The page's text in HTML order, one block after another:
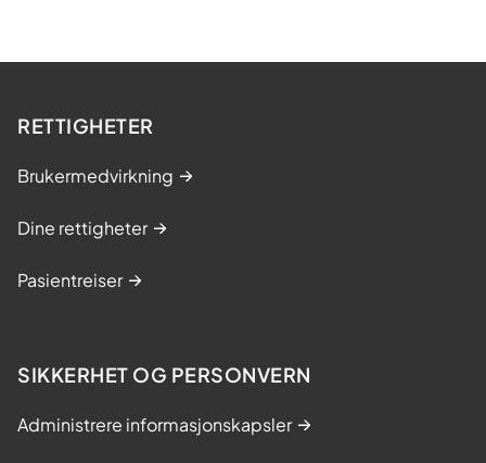
RETTIGHETER
Brukermedvirkning
Dine rettigheter
Pasientreiser
SIKKERHET OG PERSONVERN
Administrere informasjonskapsler